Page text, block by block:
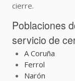
cierre.
Poblaciones
servicio de
A Coruña
Ferrol
Narón